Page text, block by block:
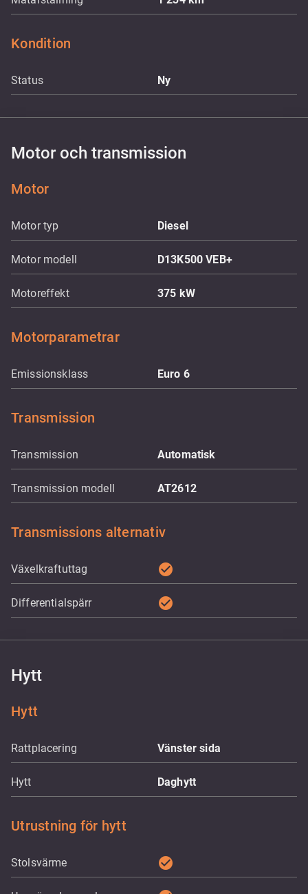
Kondition
Status Ny
Motor och transmission
Motor
Motor typ Diesel
Motor modell D13K500 VEB+
Motoreffekt 375 kW
Motorparametrar
Emissionsklass Euro 6
Transmission
Transmission Automatisk
Transmission modell AT2612
Transmissions alternativ
Växelkraftuttag check_circle
Differentialspärr check_circle
Hytt
Hytt
Rattplacering Vänster sida
Hytt Daghytt
Utrustning för hytt
Stolsvärme check_circle